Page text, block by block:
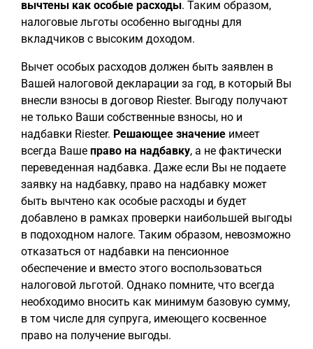
вычтены как особые расходы. Таким образом,
налоговые льготы особенно выгодны для
вкладчиков с высоким доходом.
Вычет особых расходов должен быть заявлен в
Вашей налоговой декларации за год, в который Вы
внесли взносы в договор Riester. Выгоду получают
не только Ваши собственные взносы, но и
надбавки Riester. Решающее значение имеет
всегда Ваше право на надбавку, а не фактически
переведенная надбавка. Даже если Вы не подаете
заявку на надбавку, право на надбавку может
быть вычтено как особые расходы и будет
добавлено в рамках проверки наибольшей выгоды
в подоходном налоге. Таким образом, невозможно
отказаться от надбавки на пенсионное
обеспечение и вместо этого воспользоваться
налоговой льготой. Однако помните, что всегда
необходимо вносить как минимум базовую сумму,
в том числе для супруга, имеющего косвенное
право на получение выгоды.